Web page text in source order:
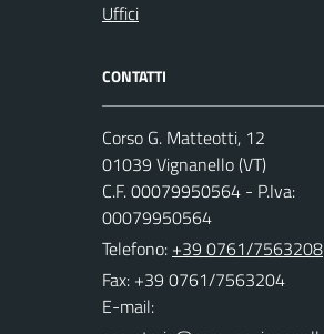
Uffici
CONTATTI
Corso G. Matteotti, 12
01039 Vignanello (VT)
C.F. 00079950564 - P.Iva:
00079950564
Telefono: +39 0761/7563208
Fax: +39 0761/7563204
E-mail: